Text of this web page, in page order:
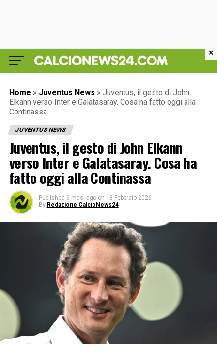
Home » Juventus News » Juventus, il gesto di John
Elkann verso Inter e Galatasaray. Cosa ha fatto oggi alla
Continassa
JUVENTUS NEWS
Juventus, il gesto di John Elkann
verso Inter e Galatasaray. Cosa ha
fatto oggi alla Continassa
Published 6 mesi ago on 13 Febbraio 2026
By Redazione CalcioNews24
×